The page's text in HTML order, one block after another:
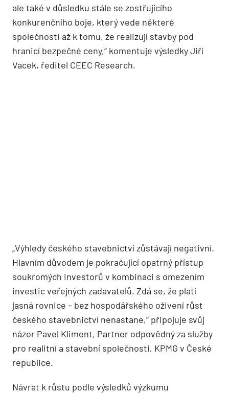
ale také v důsledku stále se zostřujícího
konkurenčního boje, který vede některé
společnosti až k tomu, že realizují stavby pod
hranicí bezpečné ceny,“ komentuje výsledky Jiří
Vacek, ředitel CEEC Research.
„Výhledy českého stavebnictví zůstávají negativní.
Hlavním důvodem je pokračující opatrný přístup
soukromých investorů v kombinaci s omezením
investic veřejných zadavatelů. Zdá se, že platí
jasná rovnice – bez hospodářského oživení růst
českého stavebnictví nenastane,“ připojuje svůj
názor Pavel Kliment, Partner odpovědný za služby
pro realitní a stavební společnosti, KPMG v České
republice.
Návrat k růstu podle výsledků výzkumu